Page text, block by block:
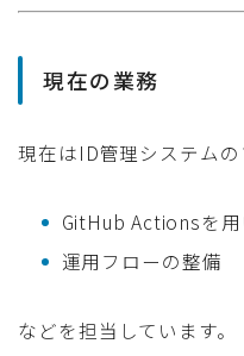
現在の業務
現在はID管理システムの
GitHub Actionsを
運用フローの整備
などを担当しています。